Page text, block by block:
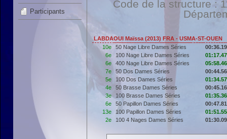
Participants
Code de la structure :
LABDAOUI Maïssa (2013) FRA - USMA-ST-OUEN
10e
50 Nage Libre Dames Séries
00:36.19
6e
100 Nage Libre Dames Séries
01:17.47
6e
400 Nage Libre Dames Séries
05:58.46
7e
50 Dos Dames Séries
00:44.56
5e
100 Dos Dames Séries
01:34.57
4e
50 Brasse Dames Séries
00:45.16
3e
100 Brasse Dames Séries
01:35.36
6e
50 Papillon Dames Séries
00:47.81
13e
100 Papillon Dames Séries
01:51.55
2e
100 4 Nages Dames Séries 01:30.09